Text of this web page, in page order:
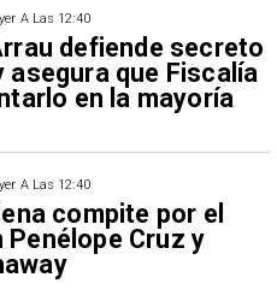
A Las 12:40
defiende secreto
asegura que Fiscalía
en la mayoría
A Las 12:40
compite por el
Penélope Cruz y